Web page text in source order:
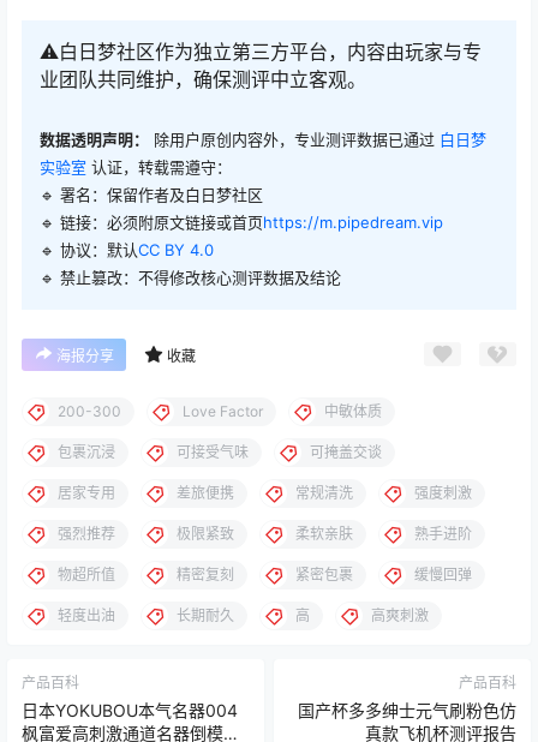
⚠️白日梦社区作为独立第三方平台，内容由玩家与专
业团队共同维护，确保测评中立客观。
数据透明声明： 除用户原创内容外，专业测评数据已通过 白日梦
实验室 认证，转载需遵守：
🔹 署名：保留作者及白日梦社区
🔹 链接：必须附原文链接或首页https://m.pipedream.vip
🔹 协议：默认CC BY 4.0
🔹 禁止篡改：不得修改核心测评数据及结论
海报分享 收藏
200-300 Love Factor 中敏体质
包裹沉浸 可接受气味 可掩盖交谈
居家专用 差旅便携 常规清洗 强度刺激
强烈推荐 极限紧致 柔软亲肤 熟手进阶
物超所值 精密复刻 紧密包裹 缓慢回弹
轻度出油 长期耐久 高 高爽刺激
产品百科
日本YOKUBOU本气名器004
枫富爱高刺激通道名器倒模飞
产品百科
国产杯多多绅士元气刷粉色仿
真款飞机杯测评报告